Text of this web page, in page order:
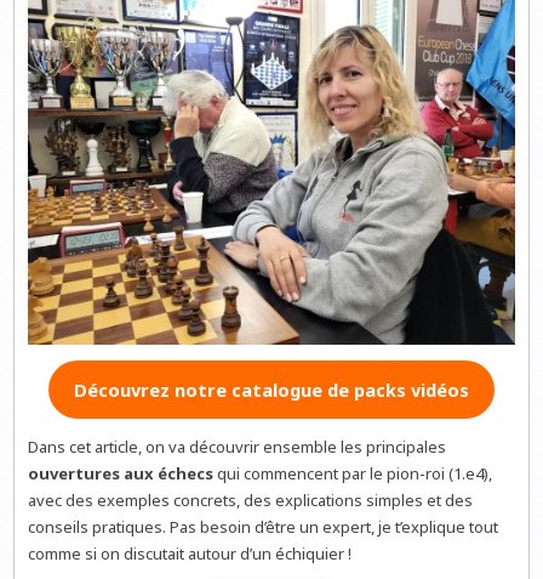
Découvrez notre catalogue de packs vidéos
Dans cet article, on va découvrir ensemble les principales
ouvertures aux échecsqui commencent par le pion-roi (1.e4),
avec des exemples concrets, des explications simples et des
conseils pratiques. Pas besoin d’être un expert, je t’explique tout
comme si on discutait autour d’un échiquier !